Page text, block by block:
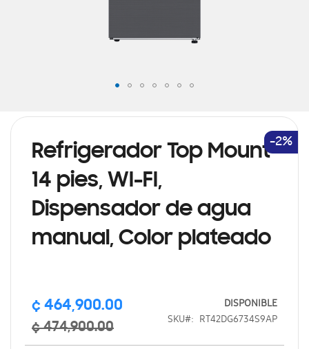
Refrigerador Top Mount
14 pies, WI-FI,
Dispensador de agua
manual, Color plateado
Precio
especial
¢ 464,900.00
¢ 474,900.00
-2%
DISPONIBLE
SKU
RT42DG6734S9AP
comienzo
galería
imágenes